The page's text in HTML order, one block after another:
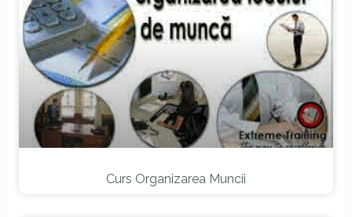
Curs Organizarea Muncii